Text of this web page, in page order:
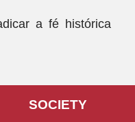
a fé histórica
SOCIETY